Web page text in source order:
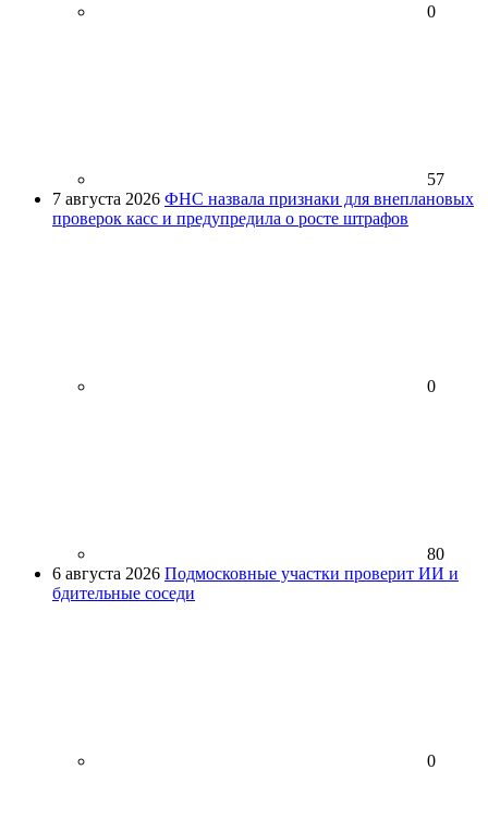
0
57
7 августа 2026 ФНС назвала признаки для внеплановых
проверок касс и предупредила о росте штрафов
0
80
6 августа 2026 Подмосковные участки проверит ИИ и
бдительные соседи
0